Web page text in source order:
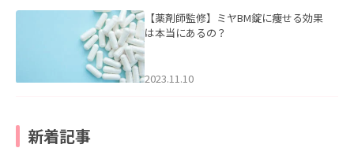
【薬剤師監修】ミヤBM錠に痩せる効果
は本当にあるの？
2023.11.10
新着記事